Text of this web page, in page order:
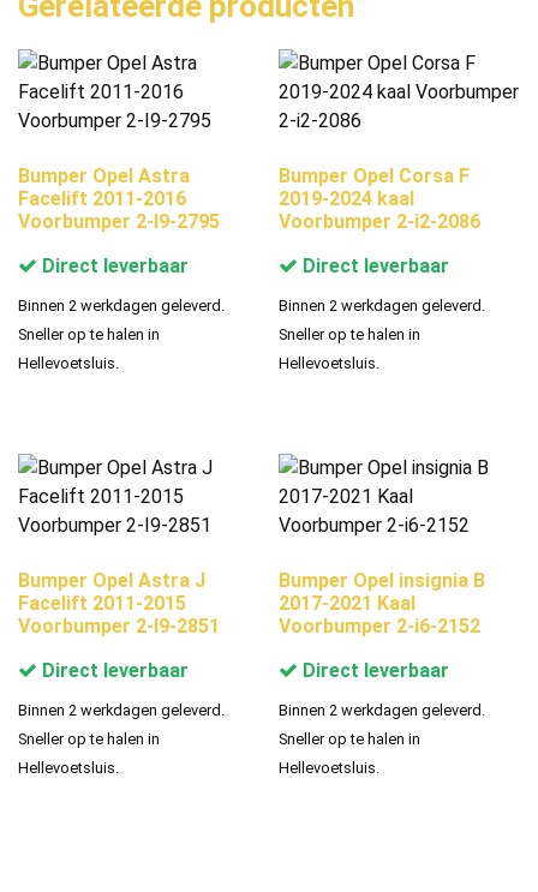
Bumper Opel Astra
Facelift 2011-2016
Voorbumper 2-I9-2795
Direct leverbaar
Binnen 2 werkdagen geleverd.
Sneller op te halen in
Hellevoetsluis.
Bumper Opel Corsa F
2019-2024 kaal
Voorbumper 2-i2-2086
Direct leverbaar
Binnen 2 werkdagen geleverd.
Sneller op te halen in
Hellevoetsluis.
Bumper Opel Astra J
Facelift 2011-2015
Voorbumper 2-I9-2851
Direct leverbaar
Binnen 2 werkdagen geleverd.
Sneller op te halen in
Hellevoetsluis.
Bumper Opel insignia B
2017-2021 Kaal
Voorbumper 2-i6-2152
Direct leverbaar
Binnen 2 werkdagen geleverd.
Sneller op te halen in
Hellevoetsluis.